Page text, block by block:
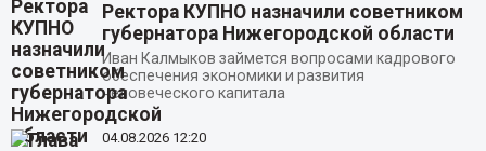
Ректора КУПНО назначили советником
губернатора Нижегородской области
Иван Калмыков займется вопросами кадрового
обеспечения экономики и развития
человеческого капитала
04.08.2026 12:20